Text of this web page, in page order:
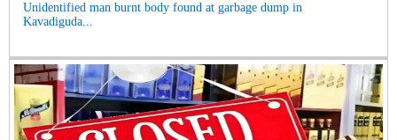
Unidentified man burnt body found at garbage dump in
Kavadiguda...